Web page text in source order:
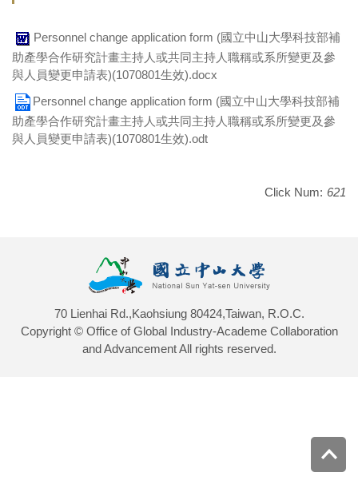
Personnel change application form (國立中山大學科技部補
助產學合作研究計畫主持人或共同主持人職稱或系所變更及參
與人員變更申請表)(1070801生效).docx
Personnel change application form (國立中山大學科技部補
助產學合作研究計畫主持人或共同主持人職稱或系所變更及參
與人員變更申請表)(1070801生效).odt
Click Num: 621
70 Lienhai Rd.,Kaohsiung 80424,Taiwan, R.O.C.
Copyright © Office of Global Industry-Academe Collaboration
and Advancement All rights reserved.